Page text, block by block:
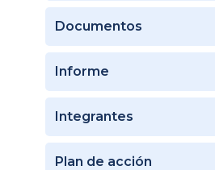
Documentos
Informe
Integrantes
Plan de acción